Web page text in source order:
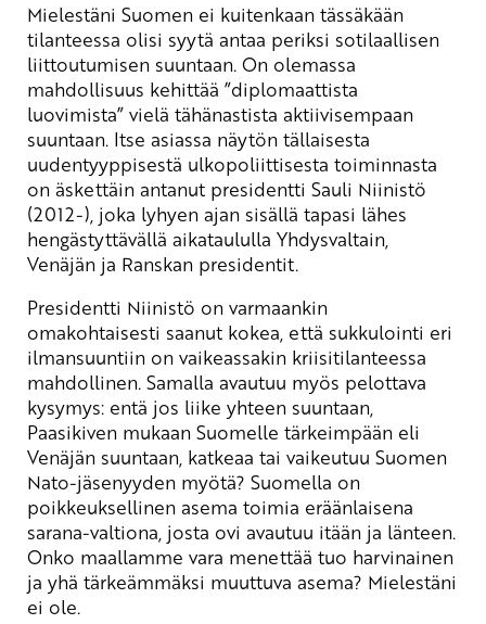
Mielestäni Suomen ei kuitenkaan tässäkään
tilanteessa olisi syytä antaa periksi sotilaallisen
liittoutumisen suuntaan. On olemassa
mahdollisuus kehittää ”diplomaattista
luovimista” vielä tähänastista aktiivisempaan
suuntaan. Itse asiassa näytön tällaisesta
uudentyyppisestä ulkopoliittisesta toiminnasta
on äskettäin antanut presidentti Sauli Niinistö
(2012-), joka lyhyen ajan sisällä tapasi lähes
hengästyttävällä aikataululla Yhdysvaltain,
Venäjän ja Ranskan presidentit.
Presidentti Niinistö on varmaankin
omakohtaisesti saanut kokea, että sukkulointi eri
ilmansuuntiin on vaikeassakin kriisitilanteessa
mahdollinen. Samalla avautuu myös pelottava
kysymys: entä jos liike yhteen suuntaan,
Paasikiven mukaan Suomelle tärkeimpään eli
Venäjän suuntaan, katkeaa tai vaikeutuu Suomen
Nato-jäsenyyden myötä? Suomella on
poikkeuksellinen asema toimia eräänlaisena
sarana-valtiona, josta ovi avautuu itään ja länteen.
Onko maallamme vara menettää tuo harvinainen
ja yhä tärkeämmäksi muuttuva asema? Mielestäni
ei ole.